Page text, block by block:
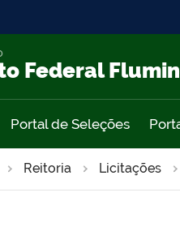
Federal
Portal de Seleções
Reitoria Licitações